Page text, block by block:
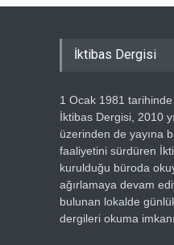
İktibas Dergisi
1 Ocak 1981 tarihinde
İktibas Dergisi, 2010
üzerinden de yayına
faaliyetini sürdüren
kurulduğu büroda
ağırlamaya devam
bulunan lokalde
dergileri okuma